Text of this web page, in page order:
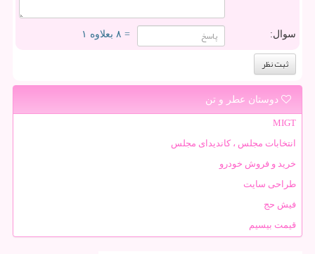
سوال: = ۸ بعلاوه ۱
دوستان عطر و تن
MIGT
انتخابات مجلس ، کاندیدای مجلس
خرید و فروش خودرو
طراحی سایت
فیش حج
قیمت بیسیم